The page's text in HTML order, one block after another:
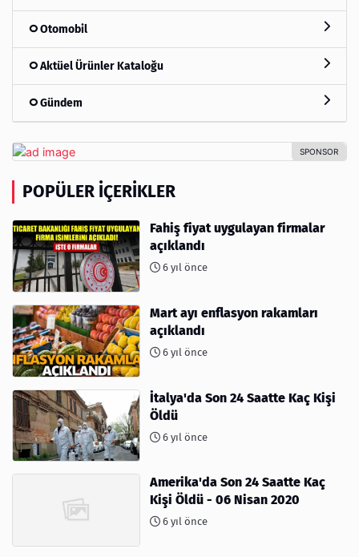
Otomobil
Aktüel Ürünler Kataloğu
Gündem
POPÜLER İÇERIKLER
Fahiş fiyat uygulayan firmalar
açıklandı
6 yıl önce
Mart ayı enflasyon rakamları
açıklandı
6 yıl önce
İtalya'da Son 24 Saatte Kaç Kişi
Öldü
6 yıl önce
Amerika'da Son 24 Saatte Kaç
Kişi Öldü - 06 Nisan 2020
6 yıl önce